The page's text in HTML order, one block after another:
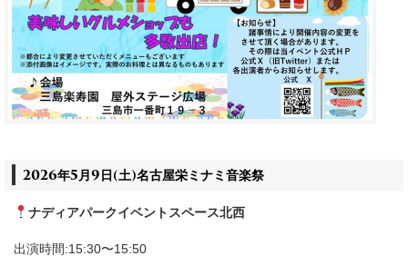
2026年5月9日(土)名古屋栄ミナミ音楽祭
ナディアパークイベントスペース北西
出演時間:15:30〜15:50